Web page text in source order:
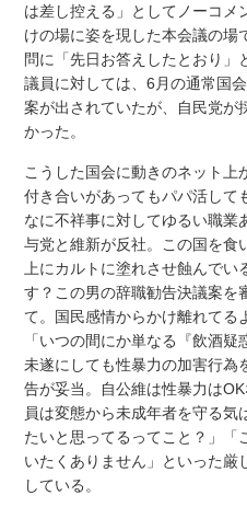
は差し控える」としてノーコメ
けの場に姿を現した本会議の場
問に「先日お答えしたとおり」
議員に対しては、6月の通常国
案が出されていたが、自民党が
かった。
こうした国会に動きのネット上
付き合いがあってもパパ活して
なに不祥事に対してゆるい職業
与党と維新が反社。この国を食
上にカルトに塗れさせ蝕んで
す？この男の辞職勧告決議案を
て。国民感情からかけ離れてる
「いつの間にか単なる『飲酒疑
未遂にしても性暴力の加害行為
告が妥当。自公維は性暴力は
員は変態から未成年者を守る気
たいと思ってるってこと？」「
いたくありません」といった厳
している。